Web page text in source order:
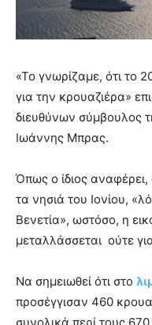
«Το γνωρίζαμε, ότι το
για την κρουαζιέρα»
διευθύνων σύμβουλος
Ιωάννης Μπρας.
Όπως ο ίδιος
τα νησιά του Ιονίου,
Βενετία», ωστόσο, η
μεταλλάσσεται ούτε
Να σημειωθεί ότι στο
προσέγγισαν 460
συνολικά περί τους